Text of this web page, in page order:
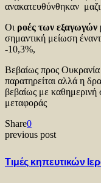
ανακατευθύνθηκαν
Οι ροές των εξαγωγών
σημαντική μείωση
-10,3%,
Βεβαίως προς
παρατηρείται αλλά η
βεβαίως με
μεταφοράς
Share0
previous post
Τιμές κηπευτικών